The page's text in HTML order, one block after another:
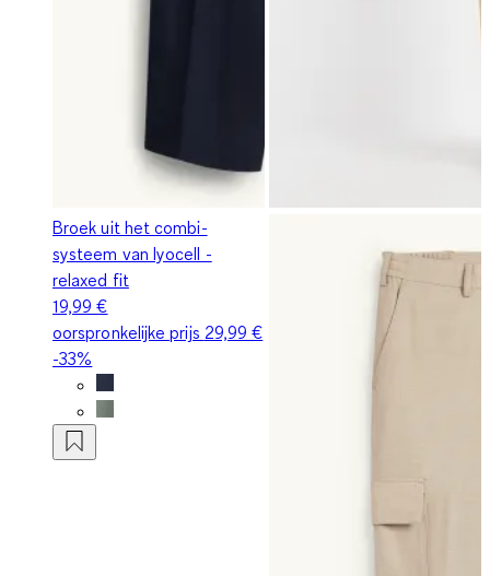
Broek uit het combi-
systeem van lyocell -
relaxed fit
19,99 €
oorspronkelijke prijs 29,99 €
-33%